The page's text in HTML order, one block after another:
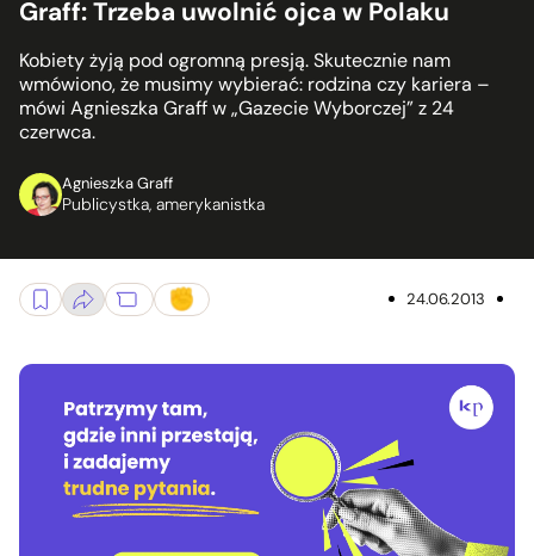
Graff: Trzeba uwolnić ojca w Polaku
Kobiety żyją pod ogromną presją. Skutecznie nam
wmówiono, że musimy wybierać: rodzina czy kariera –
mówi Agnieszka Graff w „Gazecie Wyborczej” z 24
czerwca.
Agnieszka Graff
Publicystka, amerykanistka
24.06.2013